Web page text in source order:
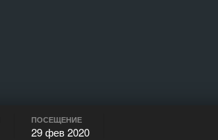
ПОСЕЩЕНИЕ
29 фев 2020